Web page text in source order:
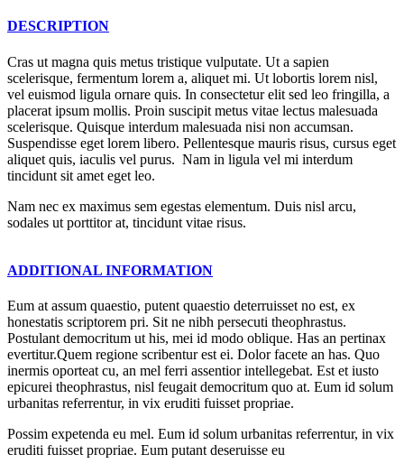
DESCRIPTION
Cras ut magna quis metus tristique vulputate. Ut a sapien
scelerisque, fermentum lorem a, aliquet mi. Ut lobortis lorem nisl,
vel euismod ligula ornare quis. In consectetur elit sed leo fringilla, a
placerat ipsum mollis. Proin suscipit metus vitae lectus malesuada
scelerisque. Quisque interdum malesuada nisi non accumsan.
Suspendisse eget lorem libero. Pellentesque mauris risus, cursus eget
aliquet quis, iaculis vel purus. Nam in ligula vel mi interdum
tincidunt sit amet eget leo.
Nam nec ex maximus sem egestas elementum. Duis nisl arcu,
sodales ut porttitor at, tincidunt vitae risus.
ADDITIONAL INFORMATION
Eum at assum quaestio, putent quaestio deterruisset no est, ex
honestatis scriptorem pri. Sit ne nibh persecuti theophrastus.
Postulant democritum ut his, mei id modo oblique. Has an pertinax
evertitur.Quem regione scribentur est ei. Dolor facete an has. Quo
inermis oporteat cu, an mel ferri assentior intellegebat. Est et iusto
epicurei theophrastus, nisl feugait democritum quo at. Eum id solum
urbanitas referrentur, in vix eruditi fuisset propriae.
Possim expetenda eu mel. Eum id solum urbanitas referrentur, in vix
eruditi fuisset propriae. Eum putant deseruisse eu